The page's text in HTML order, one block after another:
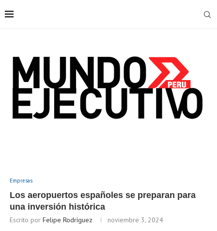
Empresas
Los aeropuertos españoles se preparan para
una inversión histórica
Escrito por Felipe Rodríguez noviembre 3, 2024